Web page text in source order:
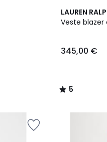
LAUREN
Veste blazer
345,00 €
5
/
5
/